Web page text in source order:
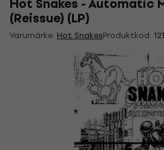
(Reissue) (LP)
Varumärke: Hot SnakesProduktkod: